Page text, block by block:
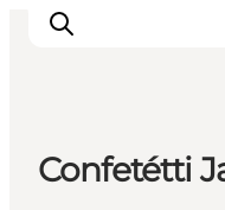
Confetétti